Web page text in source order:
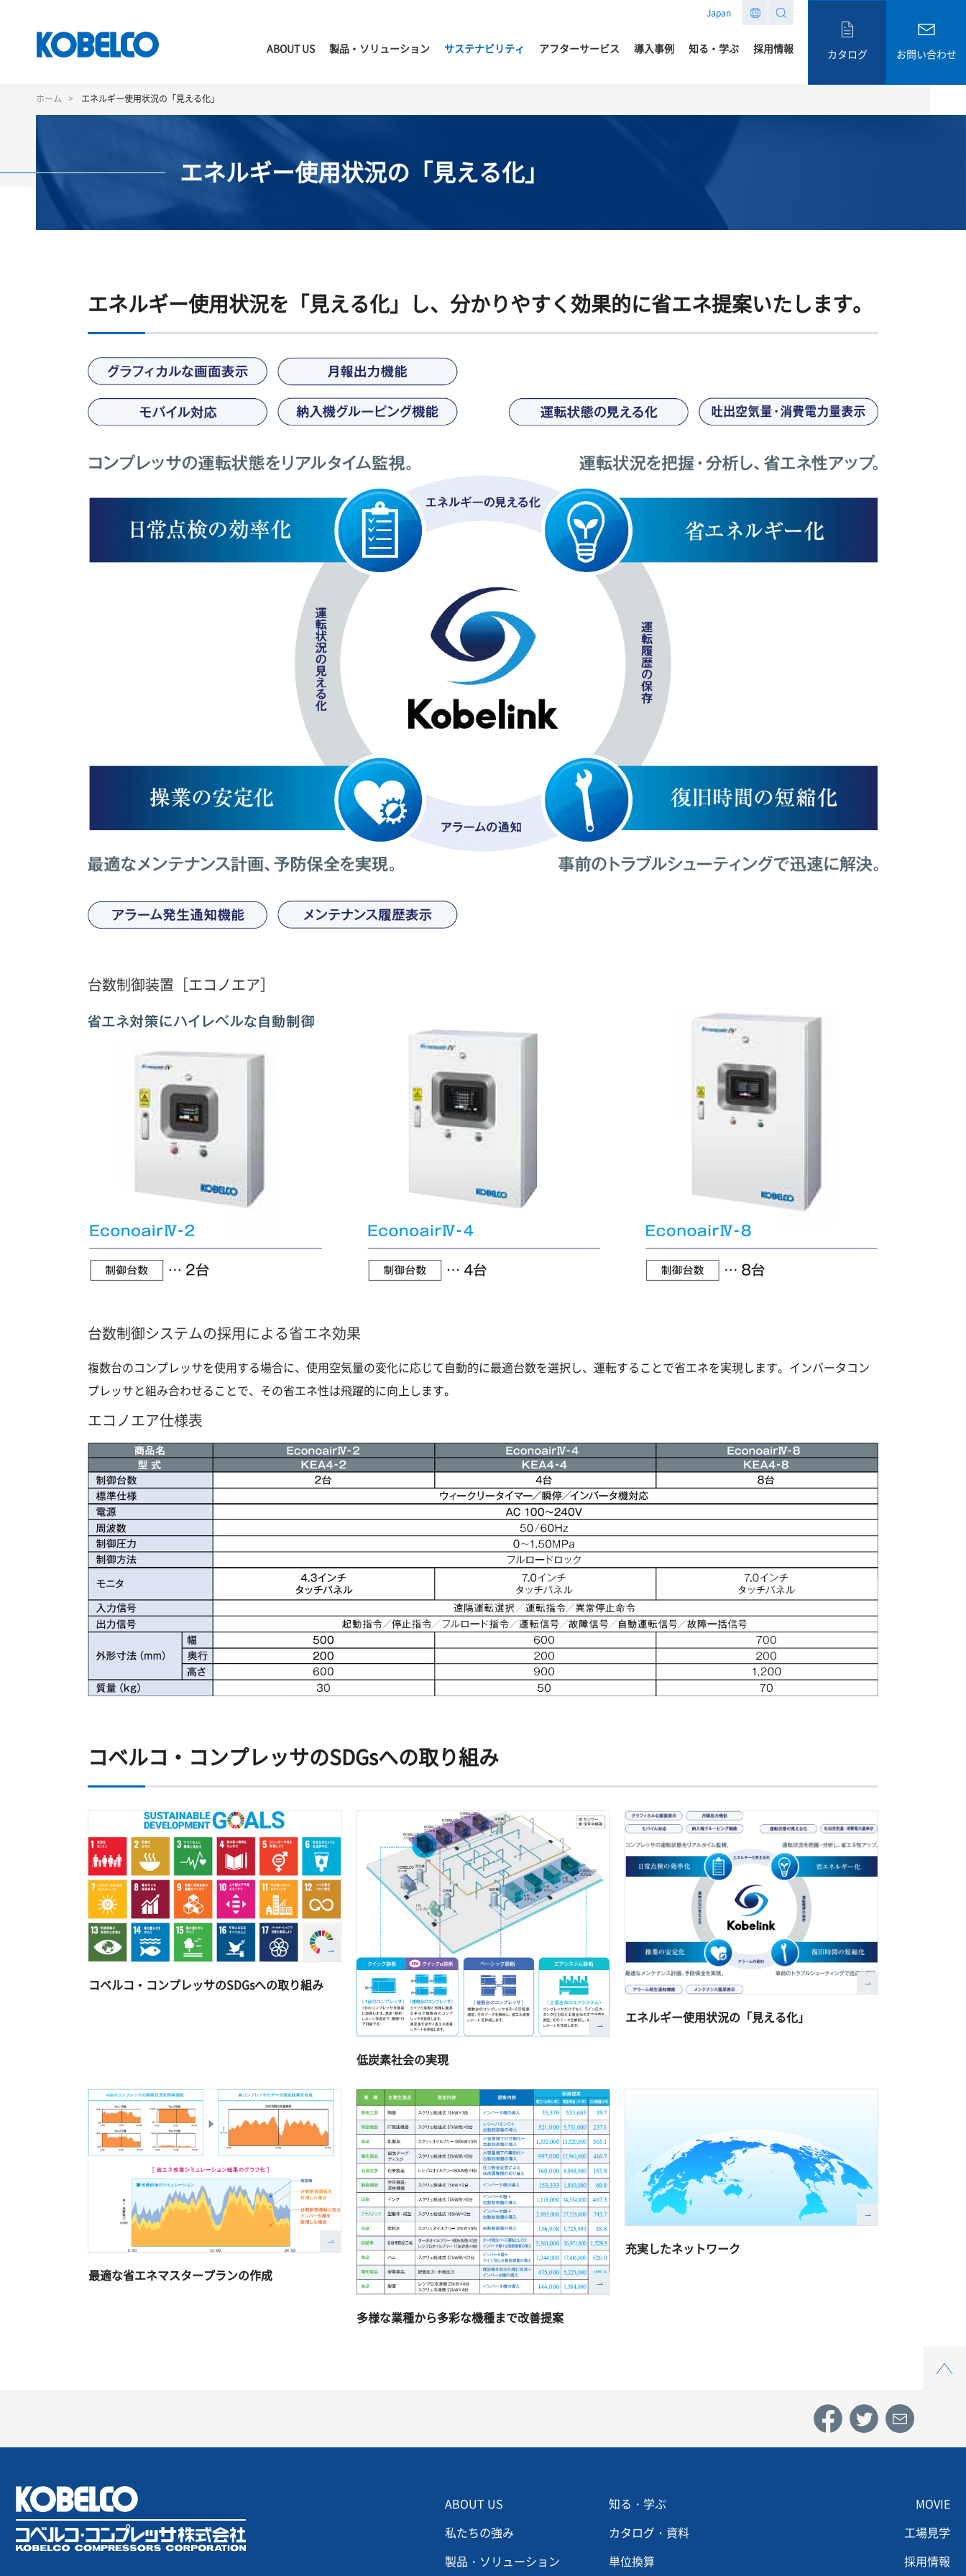
ン
Japan
ABOUT US 製品・ソリューション サステナビリティ アフターサービス 導入事例 知る・学ぶ 採用情報 カタログ お問い合わせ
ホーム エネルギー使用状況の「見える化」
エネルギー使用状況の「見える化」
エネルギー使用状況を「見える化」し、分かりやすく効果的に省エネ提案いたします。
台数制御装置［エコノエア］
台数制御システムの採用による省エネ効果
複数台のコンプレッサを使用する場合に、使用空気量の変化に応じて自動的に最適台数を選択し、運転することで省エネを実現します。インバータコン
プレッサと組み合わせることで、その省エネ性は飛躍的に向上します。
エコノエア仕様表
コベルコ・コンプレッサのSDGsへの取り組み
コベルコ・コンプレッサのSDGsへの取り組み
低炭素社会の実現
エネルギー使用状況の「見える化」
最適な省エネマスタープランの作成
多様な業種から多彩な機種まで改善提案
充実したネットワーク
Menu footer 2
ABOUT US
私たちの強み
製品・ソリューション
Menu footer 3
知る・学ぶ
カタログ・資料
単位換算
MOVIE
工場見学
採用情報